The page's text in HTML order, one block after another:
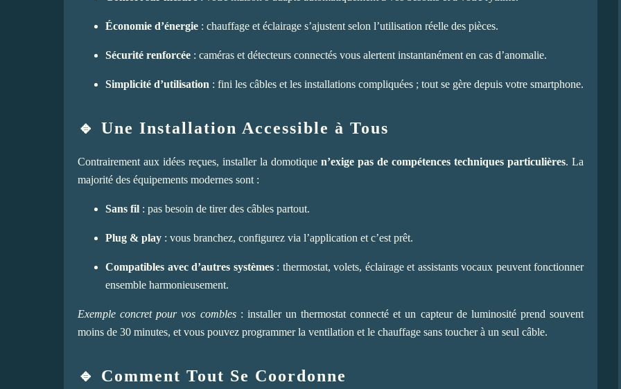
Économie d’énergie : chauffage et éclairage s’ajustent selon l’utilisation réelle des pièces.
Sécurité renforcée : caméras et détecteurs connectés vous alertent instantanément en cas d’anomalie.
Simplicité d’utilisation : fini les câbles et les installations compliquées ; tout se gère depuis votre smartphone.
🔹 Une Installation Accessible à Tous
Contrairement aux idées reçues, installer la domotique n’exige pas de compétences techniques particulières. La
majorité des équipements modernes sont :
Sans fil : pas besoin de tirer des câbles partout.
Plug & play : vous branchez, configurez via l’application et c’est prêt.
Compatibles avec d’autres systèmes: thermostat, volets, éclairage et assistants vocaux peuvent fonctionner
ensemble harmonieusement.
Exemple concret pour vos combles: installer un thermostat connecté et un capteur de luminosité prend souvent
moins de 30 minutes, et vous pouvez programmer la ventilation et le chauffage sans toucher à un seul câble.
🔹 Comment Tout Se Coordonne